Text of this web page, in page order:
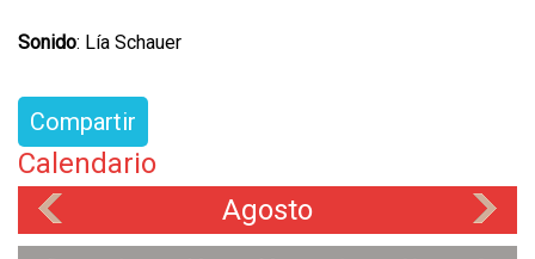
Sonido: Lía Schauer
Compartir
Calendario
Agosto